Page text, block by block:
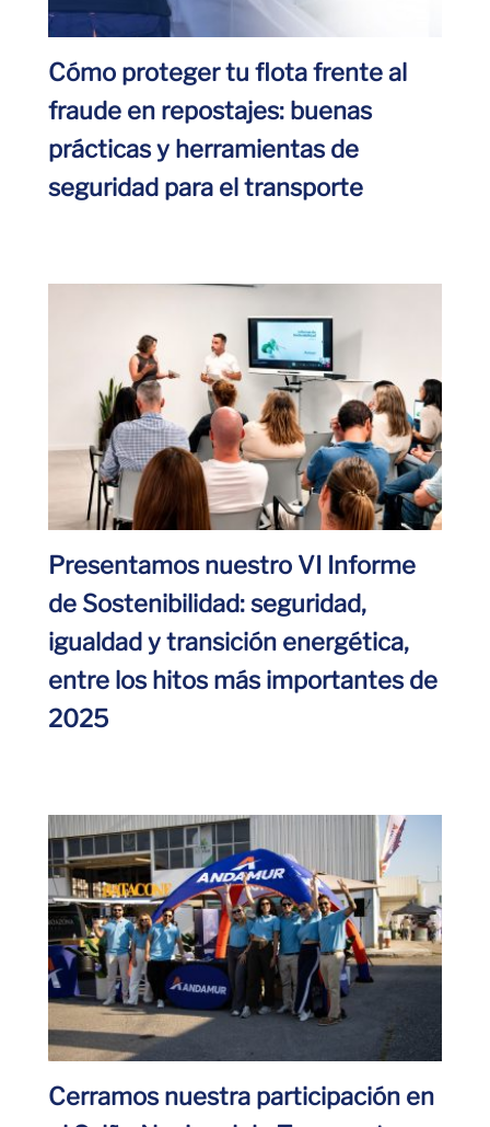
Cómo proteger tu flota frente al
fraude en repostajes: buenas
prácticas y herramientas de
seguridad para el transporte
Presentamos nuestro VI Informe
de Sostenibilidad: seguridad,
igualdad y transición energética,
entre los hitos más importantes de
2025
Cerramos nuestra participación en